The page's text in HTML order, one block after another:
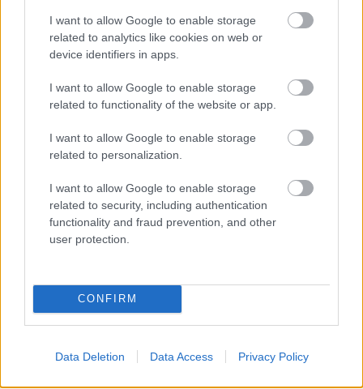
I want to allow Google to enable storage
related to analytics like cookies on web or
device identifiers in apps.
I want to allow Google to enable storage
related to functionality of the website or app.
I want to allow Google to enable storage
related to personalization.
I want to allow Google to enable storage
related to security, including authentication
functionality and fraud prevention, and other
user protection.
CONFIRM
Data Deletion Data Access Privacy Policy
5 napja
Marko szerint a szurkolók nem tudják, mi történik